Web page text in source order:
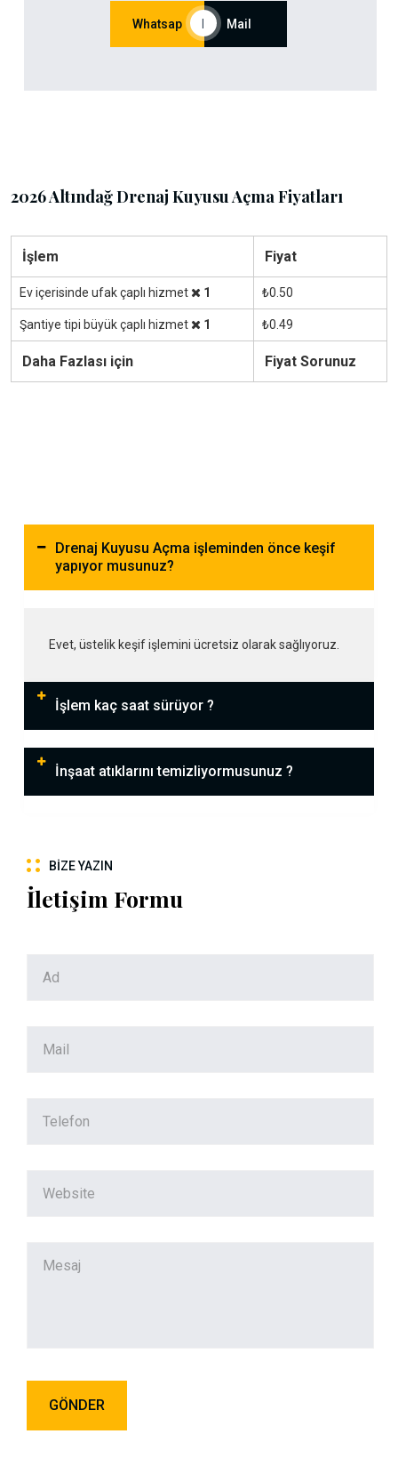
Whatsap Mail
2026 Altındağ Drenaj Kuyusu Açma Fiyatları
İşlem Fiyat
Ev içerisinde ufak çaplı hizmet 1 ₺0.50
Şantiye tipi büyük çaplı hizmet 1 ₺0.49
Daha Fazlası için Fiyat Sorunuz
Drenaj Kuyusu Açma işleminden önce keşif
yapıyor musunuz?
Evet, üstelik keşif işlemini ücretsiz olarak sağlıyoruz.
İşlem kaç saat sürüyor ?
İnşaat atıklarını temizliyormusunuz ?
BIZE YAZIN
İletişim Formu